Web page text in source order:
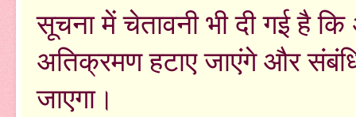
सूचना में चेतावनी भी दी गई है
अतिक्रमण हटाए जाएंगे और
जाएगा।